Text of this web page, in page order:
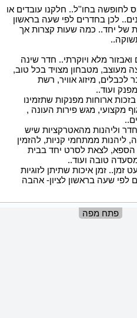
לחופשה בחו''ל.. חלקנו עובדים או
לכן בחדרים לפי שעה בראשון
של יחד.. כמה שעות קצרות אך
מלא ויוקרתי.. חדר שינה
מעוצב, מטבחון מצויד בכל טוב,
לכבלים, מיזוג אוויר, רשת
ועוד..
ארוחות מפנקות שתזמינו
מקצועי, מגש פירות העונה ,
וליהנות מהאטרקציות שיש
ליהנות ממתחמי קניות, להזמין
הספא, לצאת לסרט יחד בבית
טובה ועוד..
זמן.. זמן איכות שתיתן לזוגיות
שעה בראשון לציון- אהבה
פתח מפה